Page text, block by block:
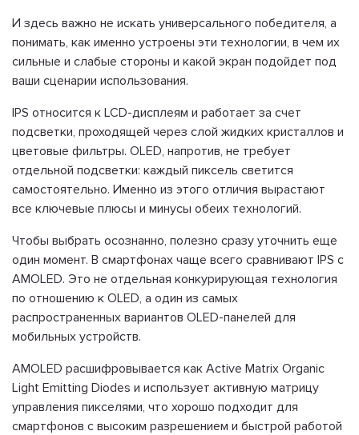
И здесь важно не искать универсального победителя, а
понимать, как именно устроены эти технологии, в чем их
сильные и слабые стороны и какой экран подойдет под
ваши сценарии использования.
IPS относится к LCD-дисплеям и работает за счет
подсветки, проходящей через слой жидких кристаллов и
цветовые фильтры. OLED, напротив, не требует
отдельной подсветки: каждый пиксель светится
самостоятельно. Именно из этого отличия вырастают
все ключевые плюсы и минусы обеих технологий.
Чтобы выбрать осознанно, полезно сразу уточнить еще
один момент. В смартфонах чаще всего сравнивают IPS с
AMOLED. Это не отдельная конкурирующая технология
по отношению к OLED, а один из самых
распространенных вариантов OLED-панелей для
мобильных устройств.
AMOLED расшифровывается как Active Matrix Organic
Light Emitting Diodes и использует активную матрицу
управления пикселями, что хорошо подходит для
смартфонов с высоким разрешением и быстрой работой